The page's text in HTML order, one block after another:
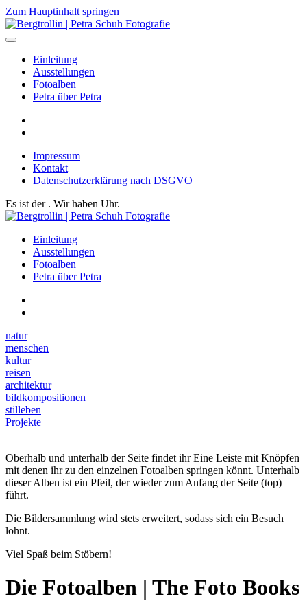
Zum Hauptinhalt springen
Einleitung
Ausstellungen
Fotoalben
Petra über Petra
Impressum
Kontakt
Datenschutzerklärung nach DSGVO
Es ist der . Wir haben Uhr.
Einleitung
Ausstellungen
Fotoalben
Petra über Petra
natur
menschen
kultur
reisen
architektur
bildkompositionen
stilleben
Projekte
Oberhalb und unterhalb der Seite findet ihr Eine Leiste mit Knöpfen
mit denen ihr zu den einzelnen Fotoalben springen könnt. Unterhalb
dieser Alben ist ein Pfeil, der wieder zum Anfang der Seite (top)
führt.
Die Bildersammlung wird stets erweitert, sodass sich ein Besuch
lohnt.
Viel Spaß beim Stöbern!
Die Fotoalben | The Foto Books